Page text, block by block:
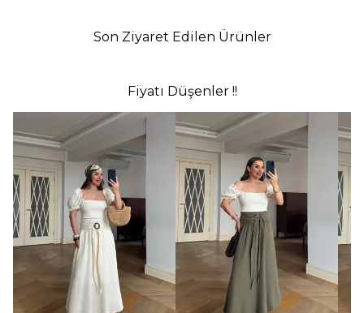
Son Ziyaret Edilen Ürünler
Fiyatı Düşenler !!